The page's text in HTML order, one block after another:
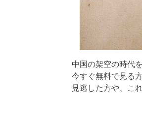
中国の架空の時代
今すぐ無料で見る
見逃した方や、こ